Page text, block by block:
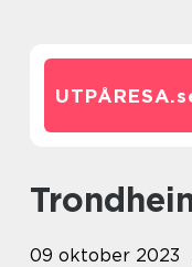
UTPÅRESA.
09 oktober 2023